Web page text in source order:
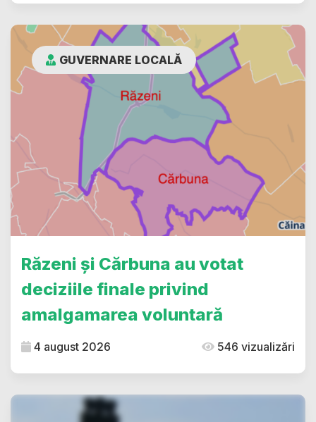
GUVERNARE LOCALĂ
Răzeni și Cărbuna au votat
deciziile finale privind
amalgamarea voluntară
4 august 2026 546 vizualizări